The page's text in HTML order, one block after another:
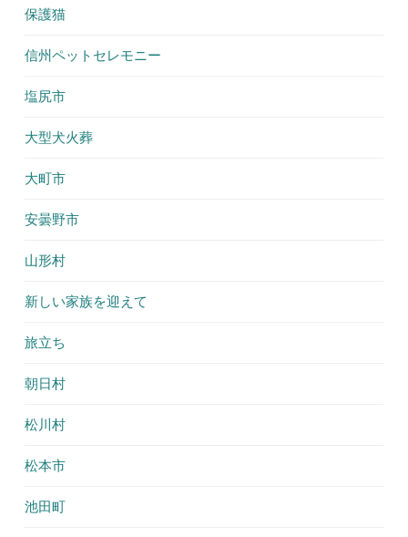
保護猫
信州ペットセレモニー
塩尻市
大型犬火葬
大町市
安曇野市
山形村
新しい家族を迎えて
旅立ち
朝日村
松川村
松本市
池田町